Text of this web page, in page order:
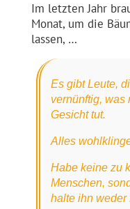
Im letzten Jahr
Monat, um die
lassen, …
Es gibt Leute,
vernünftig, was
Gesicht tut.
Alles
Habe keine zu
Menschen,
halte ihn weder